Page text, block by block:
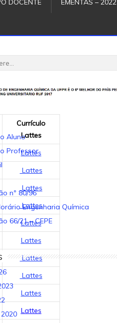
DOCENTE EMENTAS – 2022
Currículo
Lattes
Lattes
Lattes
Lattes
Lattes
Lattes
Lattes
Lattes
Lattes
Lattes
Lattes
Aluno
Professor
nº 80/96
Engenharia Química
66/21 – CEPE